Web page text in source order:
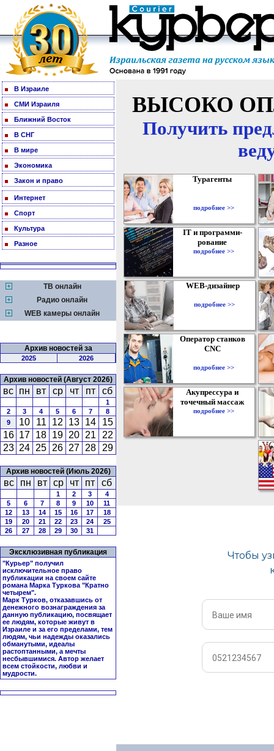
В Израиле
СМИ Израиля
Ближний Восток
В СНГ
В мире
Экономика
Закон и право
Интернет
Спорт
Культура
Разное
ТВ онлайн
Радио онлайн
WEB камеры онлайн
Архив новостей за
2025 2026
Архив новостей (Август 2026)
вс пн вт ср чт пт сб
1
2
3 4 5 6 7
8
9
10 11 12 13 14
15
16 17 18 19 20 21
22
23 24 25 26 27 28 29
Архив новостей (Июль 2026)
вс пн вт ср чт пт сб
1 2 3
4
5
6 7 8 9 10
11
12
13 14 15 16 17
18
19
20 21 22 23 24
25
26
27 28 29 30 31
Эксклюзивная публикация
"Курьер" получил
исключительное право
публикации на своем сайте
романа Марка Туркова "Кратно
четырем".
Марк Турков, отказавшись от
денежного вознаграждения за
данную публикацию, посвящает
ее людям, которые живут в
Израиле и за его пределами, тем
людям, чьи надежды оказались
обманутыми, идеалы
растоптанными, а мечты
несбывшимися. Автор желает
всем стойкости, любви и
мудрости.
ВЫСОКО
Получить
Турагенты
подробнее >>
IT и программи-
рование
подробнее >>
WEB-дизайнер
подробнее >>
Оператор станков
CNC
подробнее >>
Акупрессура и
точечный массаж
подробнее >>